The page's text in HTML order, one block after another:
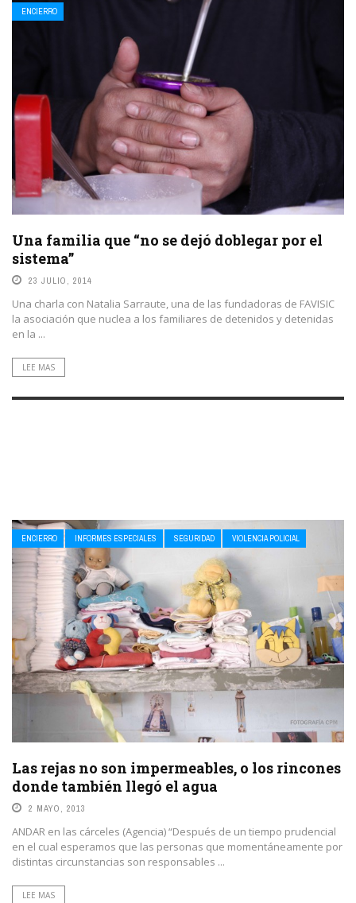
ENCIERRO
Una familia que “no se dejó doblegar por el
sistema”
23 JULIO, 2014
Una charla con Natalia Sarraute, una de las fundadoras de FAVISIC
la asociación que nuclea a los familiares de detenidos y detenidas
en la ...
LEE MAS
ENCIERRO INFORMES ESPECIALES SEGURIDAD VIOLENCIA POLICIAL
Las rejas no son impermeables, o los rincones
donde también llegó el agua
2 MAYO, 2013
ANDAR en las cárceles (Agencia) “Después de un tiempo prudencial
en el cual esperamos que las personas que momentáneamente por
distintas circunstancias son responsables ...
LEE MAS